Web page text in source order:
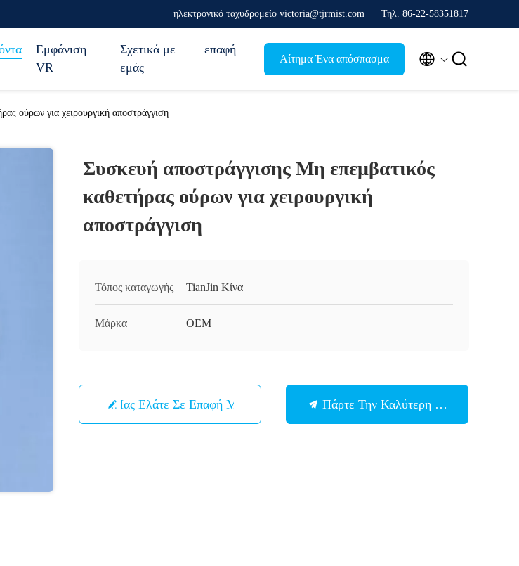
ηλεκτρονικό ταχυδρομείο victoria@tjrmist.com Τηλ. 86-22-58351817
Εμφάνιση
VR
Σχετικά με
εμάς
επαφή
Αίτημα Ένα απόσπασμα  
ούρων για χειρουργική αποστράγγιση
Συσκευή αποστράγγισης Μη επεμβατικός
καθετήρας ούρων για χειρουργική
αποστράγγιση
Τόπος καταγωγής TianJin Κίνα
Μάρκα OEM
Μας Ελάτε Σε Επαφή Με Πάρτε Την Καλύτερη Τιμή